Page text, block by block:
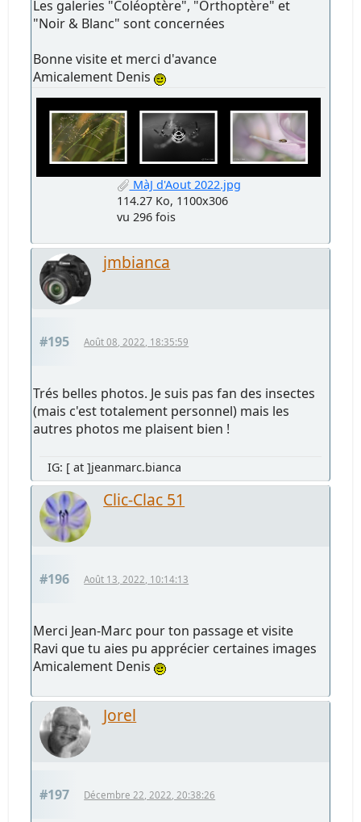
Les galeries "Coléoptère", "Orthoptère" et
"Noir & Blanc" sont concernées
Bonne visite et merci d'avance
Amicalement Denis
MàJ d'Aout 2022.jpg
114.27 Ko, 1100x306
vu 296 fois
jmbianca
#195 Août 08, 2022, 18:35:59
Trés belles photos. Je suis pas fan des insectes
(mais c'est totalement personnel) mais les
autres photos me plaisent bien !
IG: [ at ]jeanmarc.bianca
Clic-Clac 51
#196 Août 13, 2022, 10:14:13
Merci Jean-Marc pour ton passage et visite
Ravi que tu aies pu apprécier certaines images
Amicalement Denis
Jorel
#197 Décembre 22, 2022, 20:38:26